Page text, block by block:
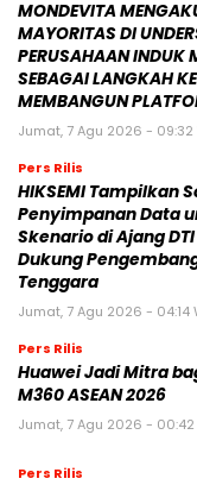
MONDEVITA
MAYORITAS DI
PERUSAHAAN INDUK
SEBAGAI LANGKAH
MEMBANGUN
Jumat, 7 Agu 2026 - 09:32
Pers Rilis
HIKSEMI Tampilkan
Penyimpanan Data
Skenario di Ajang
Dukung
Tenggara
Jumat, 7 Agu 2026 - 04:14
Pers Rilis
Huawei Jadi Mitra
M360 ASEAN 2026
Jumat, 7 Agu 2026 - 00:42
Pers Rilis